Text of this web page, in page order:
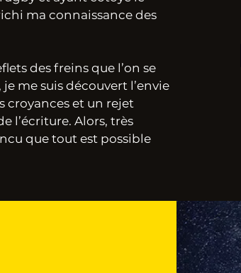
ma connaissance des
des freins que l’on se
me suis découvert l’envie
croyances et un rejet
l’écriture. Alors, très
que tout est possible